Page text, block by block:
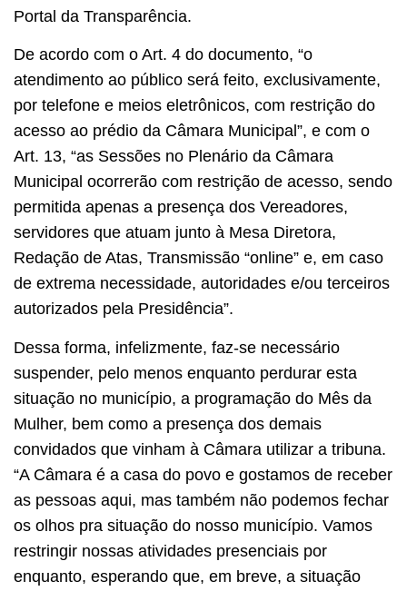
Portal da Transparência.
De acordo com o Art. 4 do documento, “o
atendimento ao público será feito, exclusivamente,
por telefone e meios eletrônicos, com restrição do
acesso ao prédio da Câmara Municipal”, e com o
Art. 13, “as Sessões no Plenário da Câmara
Municipal ocorrerão com restrição de acesso, sendo
permitida apenas a presença dos Vereadores,
servidores que atuam junto à Mesa Diretora,
Redação de Atas, Transmissão “online” e, em caso
de extrema necessidade, autoridades e/ou terceiros
autorizados pela Presidência”.
Dessa forma, infelizmente, faz-se necessário
suspender, pelo menos enquanto perdurar esta
situação no município, a programação do Mês da
Mulher, bem como a presença dos demais
convidados que vinham à Câmara utilizar a tribuna.
“A Câmara é a casa do povo e gostamos de receber
as pessoas aqui, mas também não podemos fechar
os olhos pra situação do nosso município. Vamos
restringir nossas atividades presenciais por
enquanto, esperando que, em breve, a situação